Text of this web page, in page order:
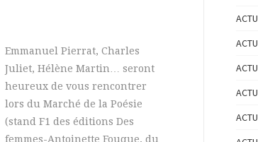
Emmanuel Pierrat, Charles
Juliet, Hélène Martin… seront
heureux de vous rencontrer
lors du Marché de la Poésie
(stand F1 des éditions Des
femmes-Antoinette Fouque, du